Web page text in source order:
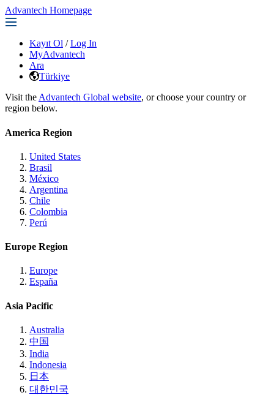
Advantech Homepage
Kayıt Ol / Log In
MyAdvantech
Ara
Türkiye
Visit the Advantech Global website, or choose your country or
region below.
America Region
United States
Brasil
México
Argentina
Chile
Colombia
Perú
Europe Region
Europe
España
Asia Pacific
Australia
中国
India
Indonesia
日本
대한민국